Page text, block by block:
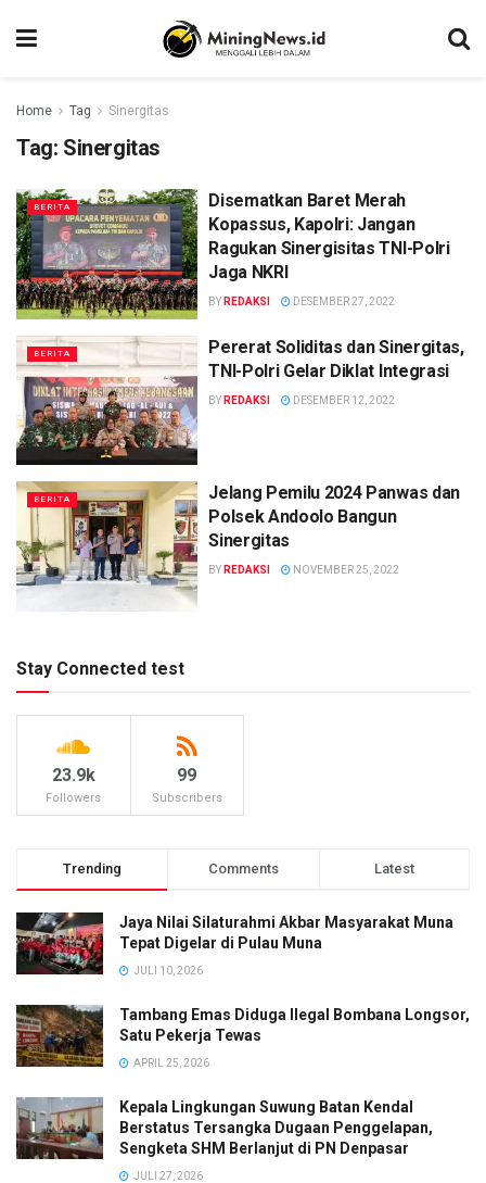
Home Tag Sinergitas
Tag: Sinergitas
BERITA
Disematkan Baret Merah
Kopassus, Kapolri: Jangan
Ragukan Sinergisitas TNI-Polri
Jaga NKRI
BY REDAKSI DESEMBER 27, 2022
BERITA
Pererat Soliditas dan Sinergitas,
TNI-Polri Gelar Diklat Integrasi
BY REDAKSI DESEMBER 12, 2022
BERITA
Jelang Pemilu 2024 Panwas dan
Polsek Andoolo Bangun
Sinergitas
BY REDAKSI NOVEMBER 25, 2022
Stay Connected test
23.9k
Followers
99
Subscribers
Trending Comments Latest
Jaya Nilai Silaturahmi Akbar Masyarakat Muna
Tepat Digelar di Pulau Muna
JULI 10, 2026
Tambang Emas Diduga Ilegal Bombana Longsor,
Satu Pekerja Tewas
APRIL 25, 2026
Kepala Lingkungan Suwung Batan Kendal
Berstatus Tersangka Dugaan Penggelapan,
Sengketa SHM Berlanjut di PN Denpasar
JULI 27, 2026